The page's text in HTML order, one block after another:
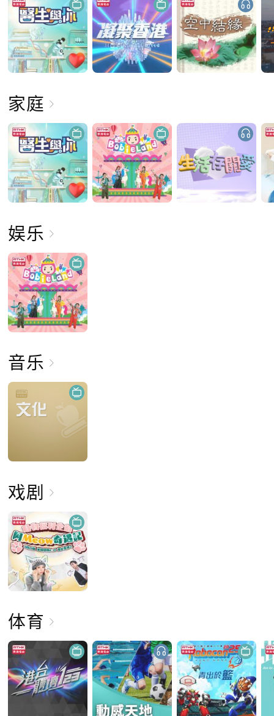
家庭
娱乐
音乐
戏剧
体育